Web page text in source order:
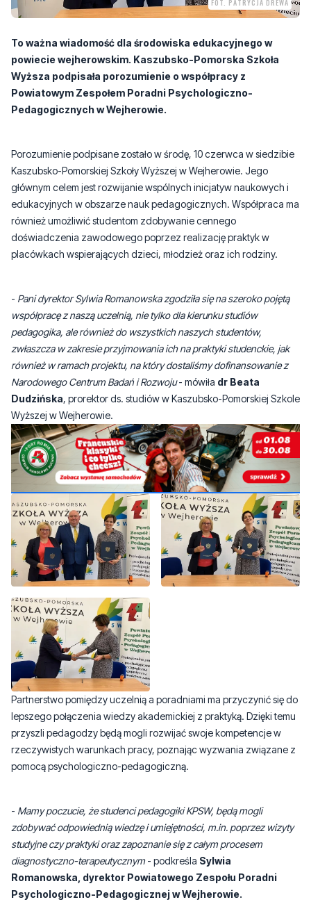
powiecie wejherowskim. Kaszubsko-Pomorska Szkoła
Powiatowym Zespołem Poradni Psychologiczno-
Pedagogicznych w Wejherowie.
Porozumienie podpisane zostało w środę, 10 czerwca w siedzibie
edukacyjnych w obszarze nauk pedagogicznych. Współpraca ma
również umożliwić studentom zdobywanie cennego
doświadczenia zawodowego poprzez realizację praktyk w
placówkach wspierających dzieci, młodzież oraz ich rodziny.
-Pani dyrektor Sylwia Romanowska zgodziła się na szeroko pojętą
zwłaszcza w zakresie przyjmowania ich na praktyki studenckie, jak
również w ramach projektu, na który dostaliśmy dofinansowanie z
Narodowego Centrum Badań i Rozwoju- mówiładr Beata
Dudzińska, prorektor ds. studiów w Kaszubsko-Pomorskiej Szkole
Wyższej w Wejherowie.
Partnerstwo pomiędzy uczelnią a poradniami ma przyczynić się do
lepszego połączenia wiedzy akademickiej z praktyką. Dzięki temu
przyszli pedagodzy będą mogli rozwijać swoje kompetencje w
rzeczywistych warunkach pracy, poznając wyzwania związane z
pomocą psychologiczno-pedagogiczną.
Mamy poczucie, że studenci pedagogiki KPSW, będą mogli
diagnostyczno-terapeutycznym- podkreślaSylwia
Romanowska, dyrektor Powiatowego Zespołu Poradni
Psychologiczno-Pedagogicznej w Wejherowie.
Porozumienie jest także elementem realizowanego przez